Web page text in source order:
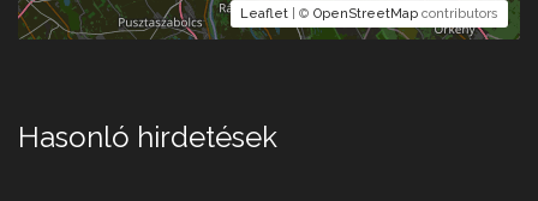
Leaflet | © OpenStreetMap contributors
Hasonló hirdetések